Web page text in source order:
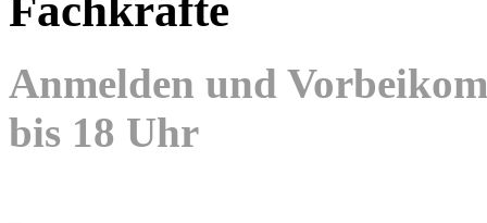
Fachkräfte
Anmelden und
bis 18 Uhr